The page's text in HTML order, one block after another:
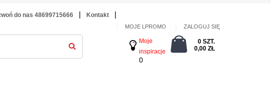
do nas 48699715666 Kontakt
MOJE LPROMO ZALOGUJ SIĘ
Moje
inspiracje
0
0 SZT.
0,00 ZŁ